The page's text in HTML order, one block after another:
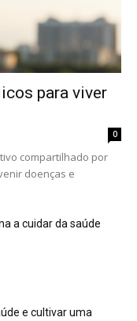
para viver
0
compartilhado por
doenças e
a cuidar da saúde
e cultivar uma